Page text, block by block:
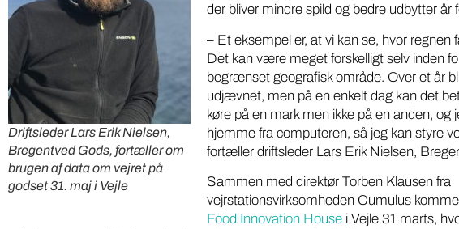
Driftsleder Lars Erik Nielsen,
Bregentved Gods, fortæller om
brugen af data om vejret på
godset 31. maj i Vejle
der bliver mindre spild og bedre udbytter år
– Et eksempel er, at vi kan se, hvor regnen
Det kan være meget forskelligt selv inden
begrænset geografisk område. Over et år
udjævnet, men på en enkelt dag kan det
køre på en mark men ikke på en anden, og
hjemme fra computeren, så jeg kan styre
fortæller driftsleder Lars Erik Nielsen,
Sammen med direktør Torben Klausen fra
vejrstationsvirksomheden Cumulus
Food Innovation House i Vejle 31 marts,